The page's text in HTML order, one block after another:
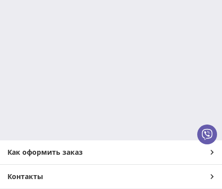
Как оформить заказ
Контакты